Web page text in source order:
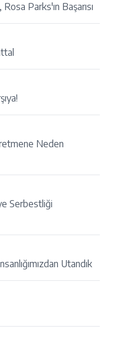
Parks'ın Başarısı
Neden
Serbestliği
Utandık